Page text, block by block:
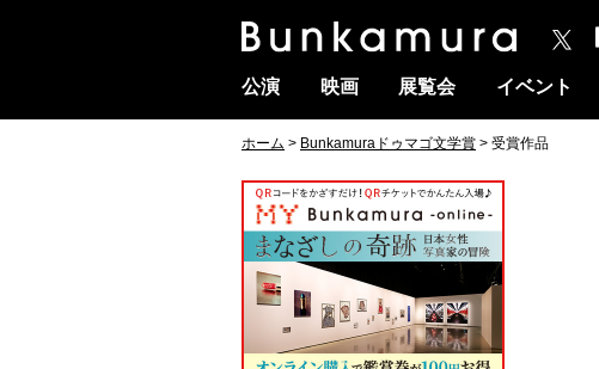
公演 映画 展覧会 イベント
ホーム > Bunkamuraドゥマゴ文学賞 > 受賞作品